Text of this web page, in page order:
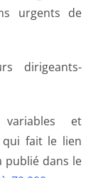
urgents de
dirigeants-
et
qui fait le lien
publié dans le